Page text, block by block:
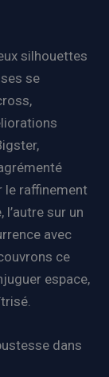
silhouettes
se
le raffinement
sur un
avec
ce
espace,
dans